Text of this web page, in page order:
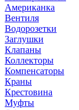
Американка
Вентиля
Водорозетки
Заглушки
Клапаны
Коллекторы
Компенсаторы
Краны
Крестовина
Муфты